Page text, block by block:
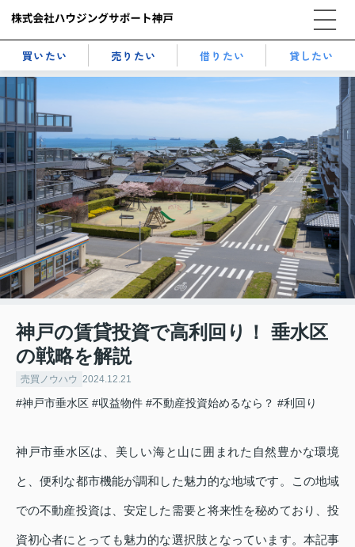
買いたい 売りたい 借りたい 貸したい
神戸の賃貸投資で高利回り！ 垂水区
の戦略を解説
売買ノウハウ 2024.12.21
#神戸市垂水区 #収益物件 #不動産投資始めるなら？ #利回り
神戸市垂水区は、美しい海と山に囲まれた自然豊かな環境
と、便利な都市機能が調和した魅力的な地域です。この地域
での不動産投資は、安定した需要と将来性を秘めており、投
資初心者にとっても魅力的な選択肢となっています。本記事